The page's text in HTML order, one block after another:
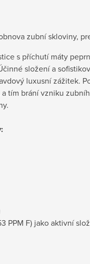
zubní skloviny,
s příchutí máty
složení a
luxusní zážitek.
tím brání vzniku
PPM F) jako aktivní